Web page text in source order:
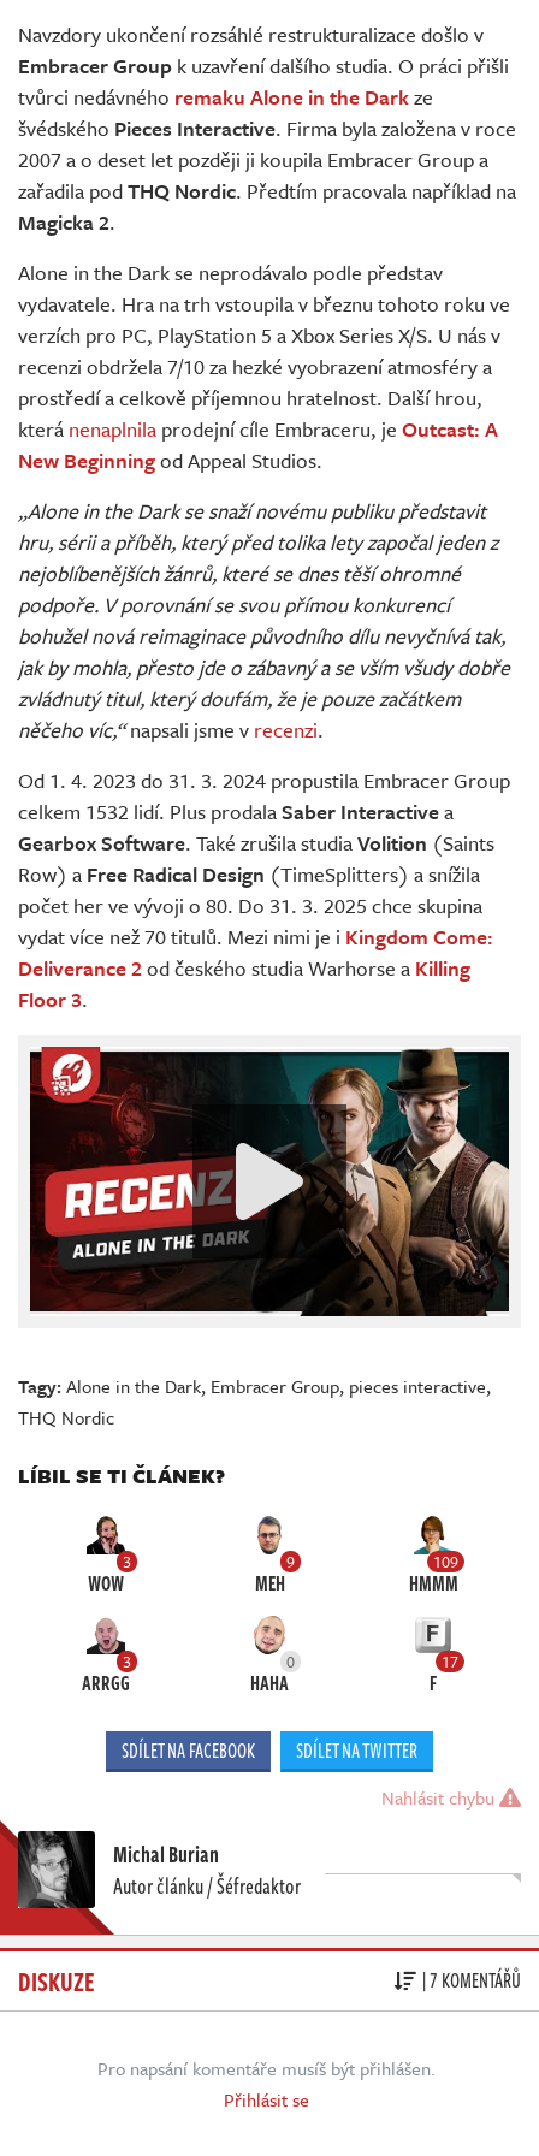
Živě
Navzdory ukončení rozsáhlé restrukturalizace došlo v
Embracer Group k uzavření dalšího studia. O práci přišli
tvůrci nedávného remaku Alone in the Darkze
švédského Pieces Interactive. Firma byla založena v roce
2007 a o deset let později ji koupila Embracer Group a
zařadila podTHQ Nordic. Předtím pracovala například na
Magicka 2.
Alone in the Dark se neprodávalo podle představ
vydavatele. Hra na trh vstoupila v březnu tohoto roku ve
verzích pro PC, PlayStation 5 a Xbox Series X/S. U nás v
recenzi obdržela 7/10 za hezké vyobrazení atmosféry a
prostředí a celkově příjemnou hratelnost. Další hrou,
která nenaplnila prodejní cíle Embraceru, je Outcast: A
New Beginningod Appeal Studios.
„Alone in the Dark se snaží novému publiku představit
hru, sérii a příběh, který před tolika lety započal jeden z
nejoblíbenějších žánrů, které se dnes těší ohromné
podpoře. V porovnání se svou přímou konkurencí
bohužel nová reimaginace původního dílu nevyčnívá tak,
jak by mohla, přesto jde o zábavný a se vším všudy dobře
zvládnutý titul, který doufám, že je pouze začátkem
něčeho víc,“napsali jsme v recenzi.
Od 1. 4. 2023 do 31. 3. 2024 propustila Embracer Group
celkem 1532 lidí. Plus prodalaSaber Interactivea
Gearbox Software. Také zrušila studiaVolition (Saints
Row) a Free Radical Design (TimeSplitters) a snížila
počet her ve vývoji o 80. Do 31. 3. 2025 chce skupina
vydat více než 70 titulů. Mezi nimi je i Kingdom Come:
Deliverance 2od českého studia Warhorse a Killing
Floor 3.
Tagy:Alone in the Dark, Embracer Group, pieces interactive,
THQ Nordic
LÍBIL SE TI ČLÁNEK?
3
WOW
9
MEH
109
HMMM
3
ARRGG
0
HAHA
17
F
SDÍLET NA FACEBOOK SDÍLET NA TWITTER
Nahlásit chybu
Michal Burian
Autor článku / Šéfredaktor
DISKUZE | 7 KOMENTÁŘŮ
Pro napsání komentáře musíš být přihlášen.
Přihlásit se